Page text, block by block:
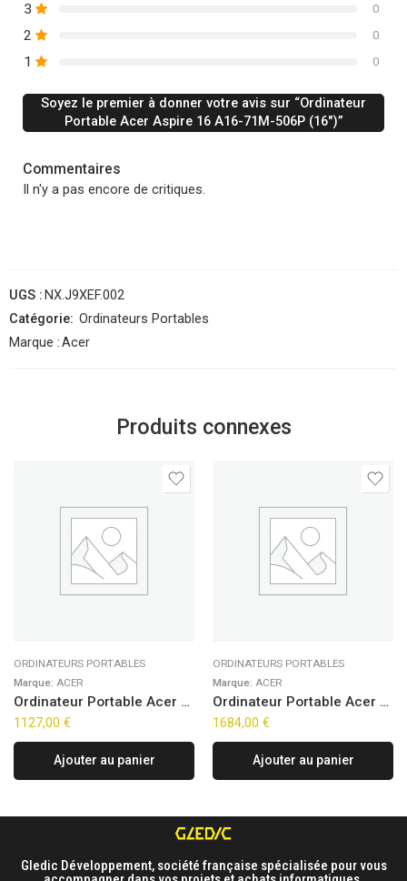
3 0
2 0
1 0
Soyez le premier à donner votre avis sur “Ordinateur
Portable Acer Aspire 16 A16-71M-506P (16″)”
Commentaires
Il n'y a pas encore de critiques.
UGS : NX.J9XEF.002
Catégorie: Ordinateurs Portables
Marque :Acer
Produits connexes
ORDINATEURS PORTABLES
Marque: ACER
Ordinateur Portable Acer Aspire Spin ASP14-52MTN-5045 (14″)
1127,00 €
Ajouter au panier
ORDINATEURS PORTABLES
Marque: ACER
Ordinateur Portable Acer Nitro V 15 ANV15-52-76L7 (15,6″)
1684,00 €
Ajouter au panier
Gledic Développement, société française spécialisée pour vous